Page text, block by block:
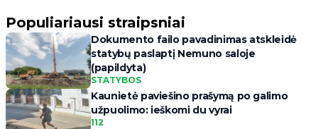
Populiariausi straipsniai
Dokumento failo pavadinimas atskleidė
statybų paslaptį Nemuno saloje
(papildyta)
STATYBOS
Kaunietė paviešino prašymą po galimo
užpuolimo: ieškomi du vyrai
112